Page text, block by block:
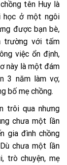
tên Huy là
học ở một ngôi
được bạn bè,
trường với tấm
việc ổn định,
này là một đám
3 năm làm vợ,
bố mẹ chồng.
trôi qua nhưng
chưa một lần
gia đình chồng
chưa một lần
trò chuyện, mẹ